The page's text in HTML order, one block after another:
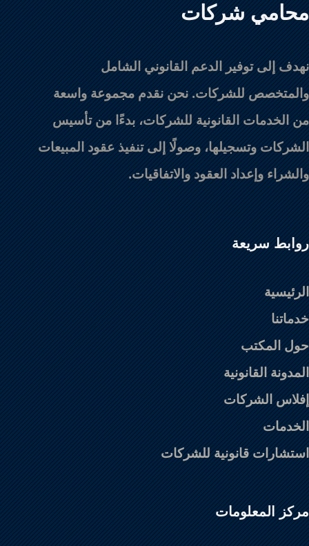
محامي شركات
نهدف إلى توفير الدعم القانوني الشامل
والمتخصص للشركات. نحن نقدم مجموعة واسعة
من الخدمات القانونية للشركات، بدءًا من تأسيس
الشركات وتسجيلها، وصولًا إلى تنفيذ عقود المبيعات
والشراء وإعداد العقود والاتفاقيات.
روابط سريعة
الرئيسية
خدماتنا
حول المكتب
المدونة القانونية
إفلاس الشركات
الخدمات
استشارات قانونية للشركات
مركز المعلومات